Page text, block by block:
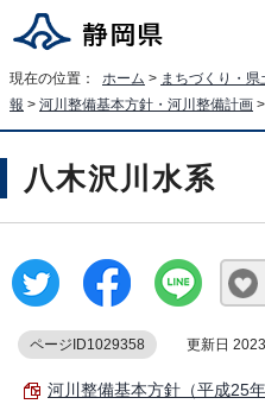
現在の位置： ホーム > まちづくり・県
報 > 河川整備基本方針・河川整備計画 >
八木沢川水系
ページID1029358 更新日 2023
河川整備基本方針（平成25